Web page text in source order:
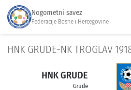
Nogometni savez
Federacije Bosne i Hercegovine
HNK GRUDE-NK TROGLAV
HNK GRUDE
Grude